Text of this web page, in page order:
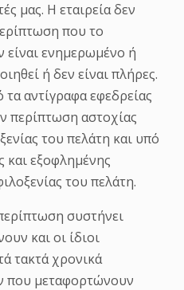
μας. Η εταιρεία δεν
που το
είναι ενημερωμένο ή
ή δεν είναι πλήρες.
αντίγραφα εφεδρείας
περίπτωση αστοχίας
του πελάτη και υπό
και εξοφλημένης
του πελάτη.
συστήνει
και οι ίδιοι
τακτά χρονικά
που μεταφορτώνουν